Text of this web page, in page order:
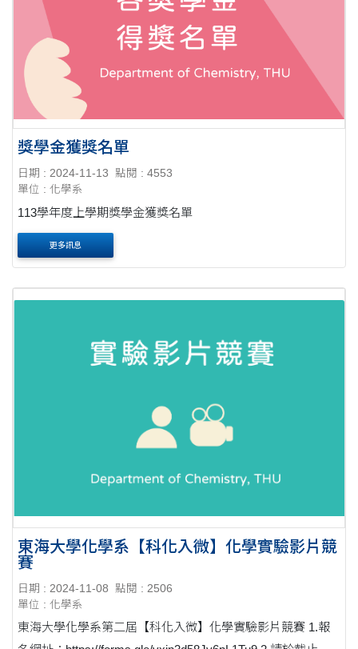
獎學金獲獎名單
日期 : 2024-11-13
點閱 : 4553
單位 : 化學系
113學年度上學期獎學金獲獎名單
更多訊息
東海大學化學系【科化入微】化學實驗影片競
賽
日期 : 2024-11-08
點閱 : 2506
單位 : 化學系
東海大學化學系第二屆【科化入微】化學實驗影片競賽 1.報